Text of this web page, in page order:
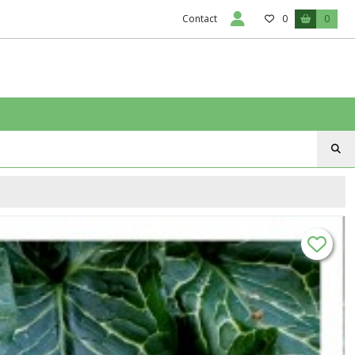
Contact 0 0